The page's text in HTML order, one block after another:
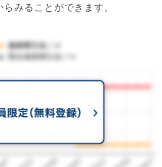
みることができます。
修繕積立金／㎡